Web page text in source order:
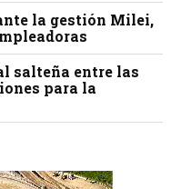
la gestión Milei,
salteña entre las
para la